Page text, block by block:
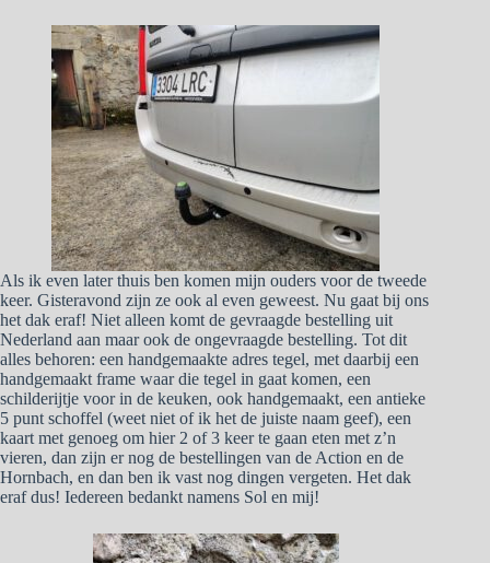
Als ik even later thuis ben komen mijn ouders voor de tweede
keer. Gisteravond zijn ze ook al even geweest. Nu gaat bij ons
het dak eraf! Niet alleen komt de gevraagde bestelling uit
Nederland aan maar ook de ongevraagde bestelling. Tot dit
alles behoren: een handgemaakte adres tegel, met daarbij een
handgemaakt frame waar die tegel in gaat komen, een
schilderijtje voor in de keuken, ook handgemaakt, een antieke
5 punt schoffel (weet niet of ik het de juiste naam geef), een
kaart met genoeg om hier 2 of 3 keer te gaan eten met z’n
vieren, dan zijn er nog de bestellingen van de Action en de
Hornbach, en dan ben ik vast nog dingen vergeten. Het dak
eraf dus! Iedereen bedankt namens Sol en mij!